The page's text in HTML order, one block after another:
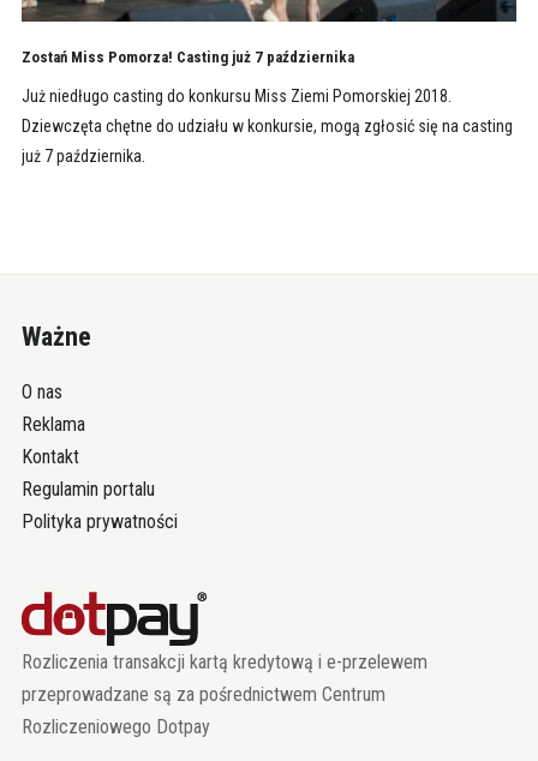
Zostań Miss Pomorza! Casting już 7 października
Już niedługo casting do konkursu Miss Ziemi Pomorskiej 2018.
Dziewczęta chętne do udziału w konkursie, mogą zgłosić się na casting
już 7 października.
Ważne
O nas
Reklama
Kontakt
Regulamin portalu
Polityka prywatności
Rozliczenia transakcji kartą kredytową i e-przelewem
przeprowadzane są za pośrednictwem Centrum
Rozliczeniowego Dotpay